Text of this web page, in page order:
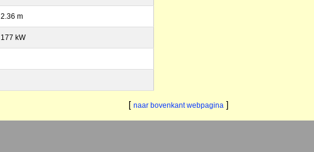
2.36 m
177 kW
[ naar bovenkant webpagina ]